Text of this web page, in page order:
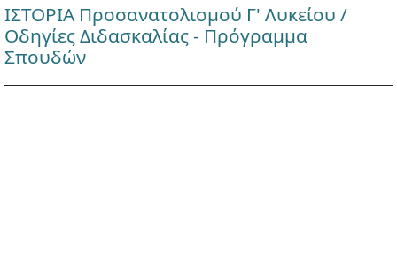
ΙΣΤΟΡΙΑ Προσανατολισμού Γ' Λυκείου /
Οδηγίες Διδασκαλίας - Πρόγραμμα
Σπουδών